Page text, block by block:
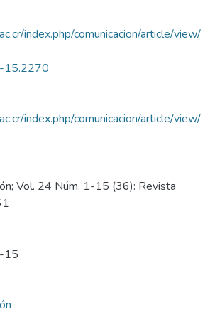
index.php/comunicacion/article/view/
15.2270
index.php/comunicacion/article/view/
Vol. 24 Núm. 1-15 (36): Revista
15